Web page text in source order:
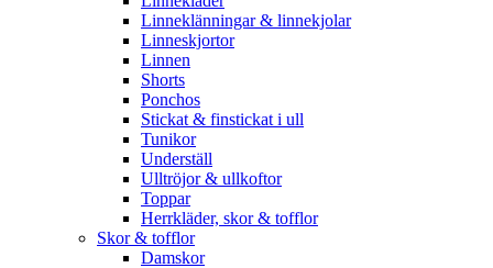
Linneklänningar & linnekjolar
Linneskjortor
Linnen
Shorts
Ponchos
Stickat & finstickat i ull
Tunikor
Underställ
Ulltröjor & ullkoftor
Toppar
Herrkläder, skor & tofflor
Skor & tofflor
Damskor